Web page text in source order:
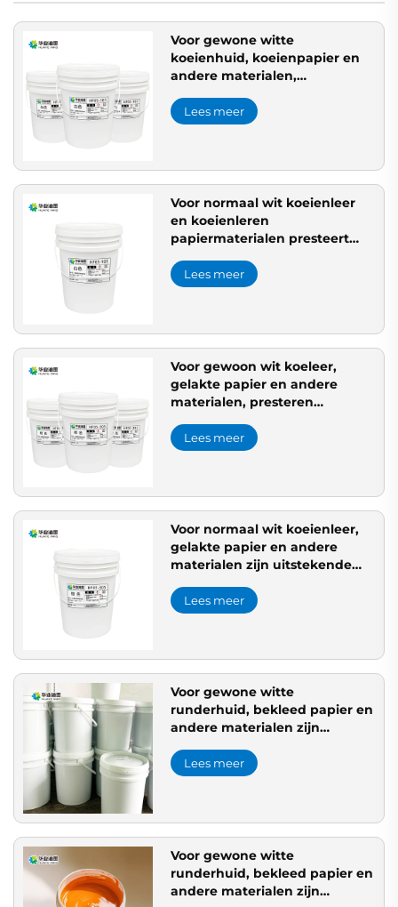
Voor gewone witte
koeienhuid, koeienpapier en
andere materialen,
zeer geschikt voor toepassing.
Lees meer
Voor normaal wit koeienleer
en koeienleren
papiermaterialen presteert
goed.
Lees meer
Voor gewoon wit koeleer,
gelakte papier en andere
materialen, presteren
uitzonderlijk goed.
Lees meer
Voor normaal wit koeienleer,
gelakte papier en andere
materialen zijn uitstekende
inktjes toepasbaar.
Lees meer
Voor gewone witte
runderhuid, bekleed papier en
andere materialen zijn
waterbasis inkt toepasbaar.
Lees meer
Voor gewone witte
runderhuid, bekleed papier en
andere materialen zijn